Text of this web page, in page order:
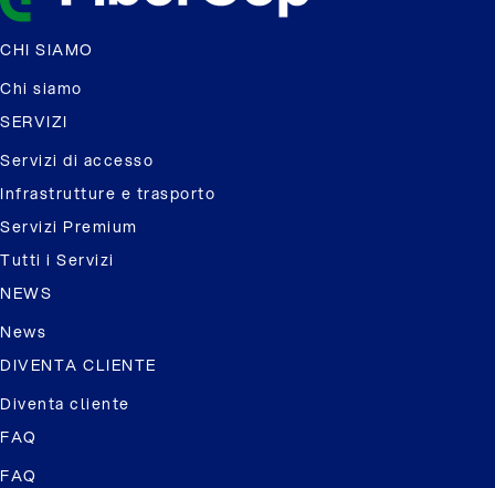
CHI SIAMO
Chi siamo
SERVIZI
Servizi di accesso
Infrastrutture e trasporto
Servizi Premium
Tutti i Servizi
NEWS
News
DIVENTA CLIENTE
Diventa cliente
FAQ
FAQ